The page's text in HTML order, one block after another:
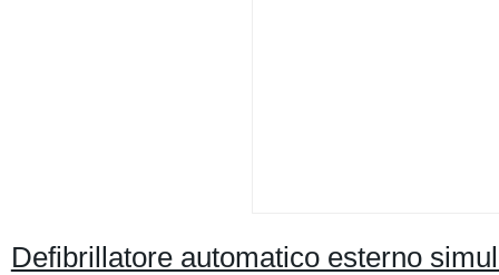
Defibrillatore automatico esterno